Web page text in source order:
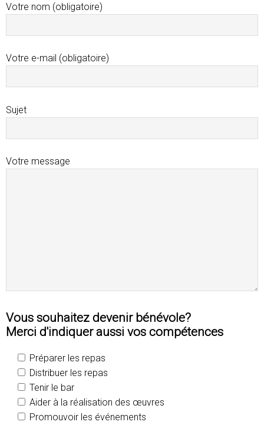
Votre nom (obligatoire)
Votre e-mail (obligatoire)
Sujet
Votre message
Vous souhaitez devenir bénévole?
Merci d'indiquer aussi vos compétences
Préparer les repas
Distribuer les repas
Tenir le bar
Aider à la réalisation des œuvres
Promouvoir les événements